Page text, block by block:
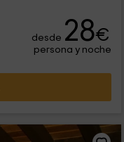
desde 28€
persona y noche